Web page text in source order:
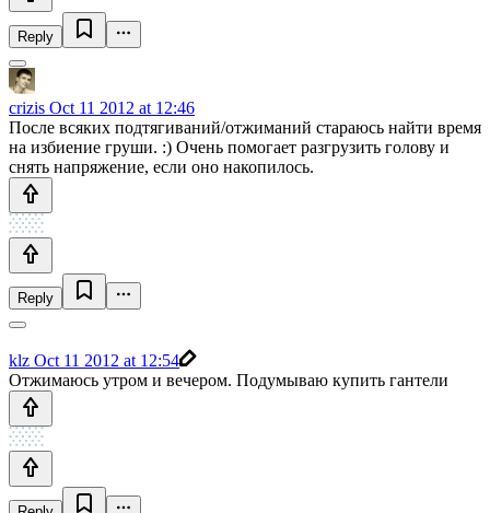
Reply
crizis Oct 11 2012 at 12:46
После всяких подтягиваний/отжиманий стараюсь найти время
на избиение груши. :) Очень помогает разгрузить голову и
снять напряжение, если оно накопилось.
Reply
klz Oct 11 2012 at 12:54
Отжимаюсь утром и вечером. Подумываю купить гантели